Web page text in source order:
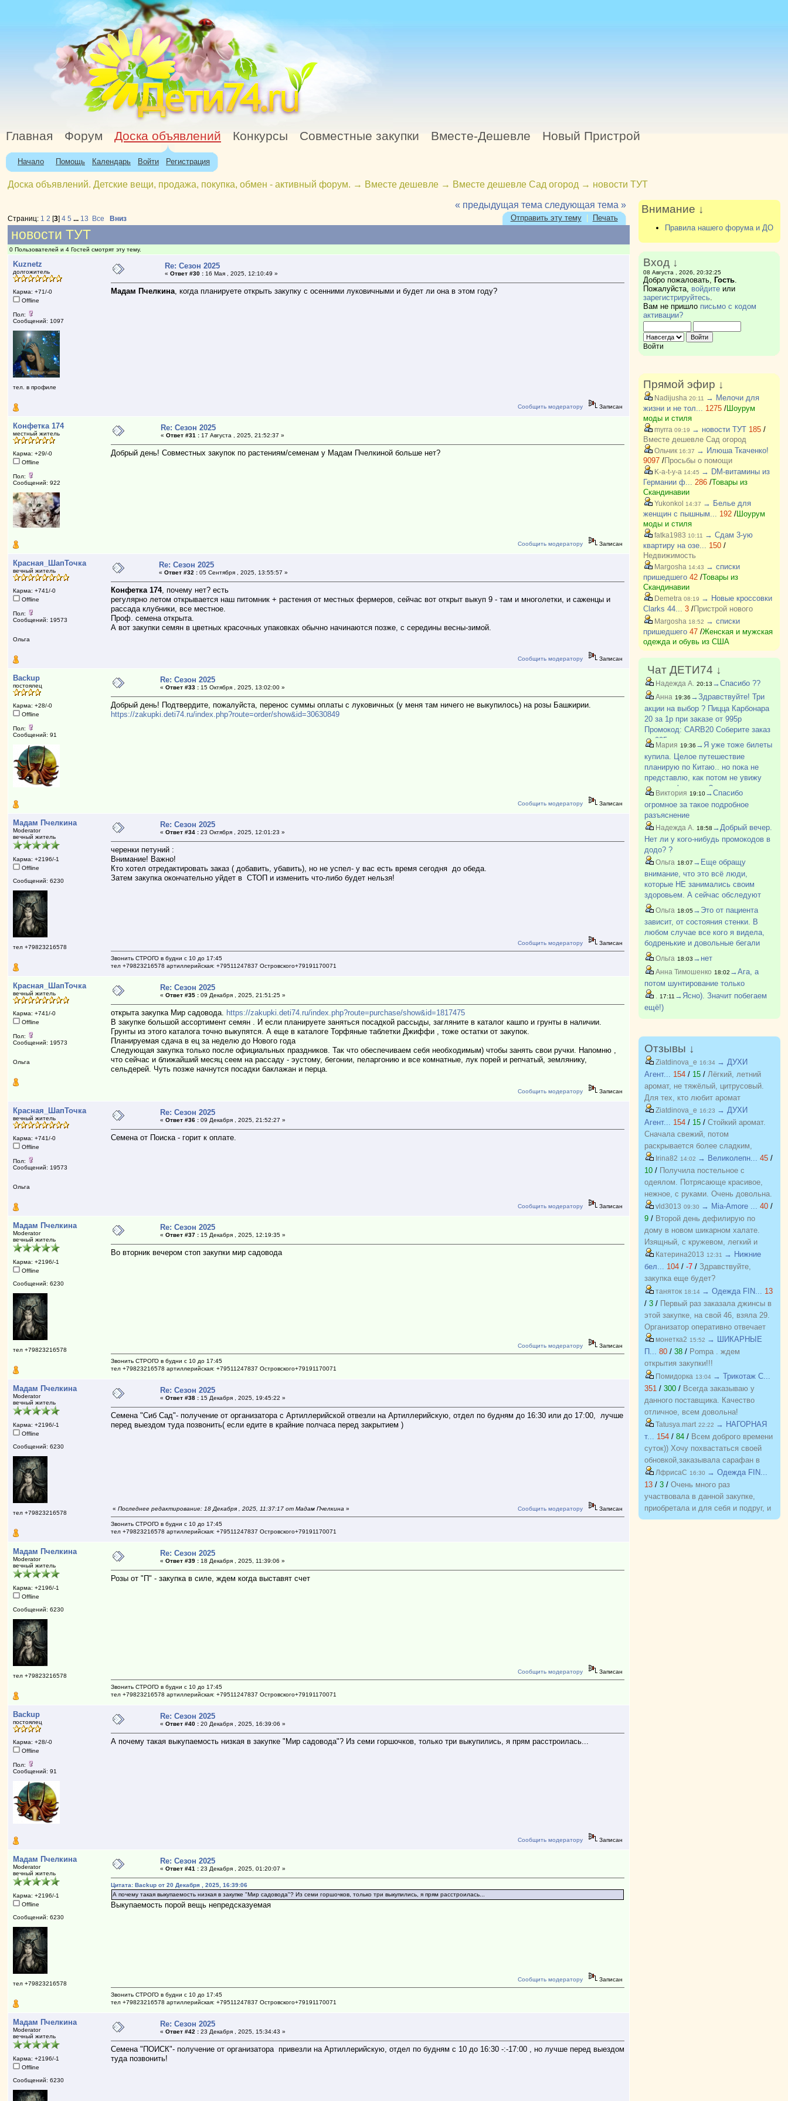
Главная Форум Доска объявлений Конкурсы Совместные закупки Вместе-Дешевле Новый Пристрой
Начало Помощь Календарь Войти Регистрация
Доска объявлений. Детские вещи, продажа, покупка, обмен - активный форум. → Вместе дешевле → Вместе дешевле Сад огород → новости ТУТ
Страниц: 1 2 [3]4 5 ... 13 Все Вниз
« предыдущая тема следующая тема »
Отправить эту тему| Печать
новости ТУТ
0 Пользователей и 4 Гостей смотрят эту тему.
Kuznetz
долгожитель
Карма: +71/-0
Offline
Пол:
Сообщений: 1097
тел. в профиле
Re: Сезон 2025
«Ответ #30 : 16 Мая , 2025, 12:10:49 »
Мадам Пчелкина, когда планируете открыть закупку с осенними луковичными и будет ли она в этом году?
Сообщить модератору Записан
Конфетка 174
местный житель
Карма: +29/-0
Offline
Пол:
Сообщений: 922
Re: Сезон 2025
«Ответ #31 : 17 Августа , 2025, 21:52:37 »
Добрый день! Совместных закупок по растениям/семенам у Мадам Пчелкиной больше нет?
Сообщить модератору Записан
Красная_ШапТочка
вечный житель
Карма: +741/-0
Offline
Пол:
Сообщений: 19573
Ольга
Re: Сезон 2025
«Ответ #32 : 05 Сентября , 2025, 13:55:57 »
Конфетка 174, почему нет? есть
регулярно летом открывается наш питомник + растения от местных фермеров, сейчас вот открыт выкуп 9 - там и многолетки, и саженцы и
рассада клубники, все местное.
Проф. семена открыта.
А вот закупки семян в цветных красочных упаковках обычно начинаются позже, с середины весны-зимой.
Сообщить модератору Записан
Backup
постоялец
Карма: +28/-0
Offline
Пол:
Сообщений: 91
Re: Сезон 2025
«Ответ #33 : 15 Октября , 2025, 13:02:00 »
Добрый день! Подтвердите, пожалуйста, перенос суммы оплаты с луковичных (у меня там ничего не выкупилось) на розы Башкирии.
https://zakupki.deti74.ru/index.php?route=order/show&id=30630849
Сообщить модератору Записан
Мадам Пчелкина
Moderator
вечный житель
Карма: +2196/-1
Offline
Сообщений: 6230
тел +79823216578
Re: Сезон 2025
«Ответ #34 : 23 Октября , 2025, 12:01:23 »
черенки петуний :
Внимание! Важно!
Кто хотел отредактировать заказ ( добавить, убавить), но не успел- у вас есть время сегодня до обеда.
Затем закупка окончательно уйдет в СТОП и изменить что-либо будет нельзя!
Сообщить модератору Записан
Звонить СТРОГО в будни с 10 до 17:45
тел +79823216578 артиллерийская: +79511247837 Островского+79191170071
Красная_ШапТочка
вечный житель
Карма: +741/-0
Offline
Пол:
Сообщений: 19573
Ольга
Re: Сезон 2025
«Ответ #35 : 09 Декабря , 2025, 21:51:25 »
открыта закупка Мир садовода. https://zakupki.deti74.ru/index.php?route=purchase/show&id=1817475
В закупке большой ассортимент семян . И если планируете заняться посадкой рассыды, загляните в каталог кашпо и грунты в наличии.
Грунты из этого каталога точно выкупятся. А еще в каталоге Торфяные таблетки Джиффи , тоже остатки от закупок.
Планируемая сдача в ец за неделю до Нового года
Следующая закупка только после официальных праздников. Так что обеспечиваем себя необходимым) чтобы занять свои ручки. Напомню ,
что сейчас и ближайший месяц сеем на рассаду - эустому, бегонии, пеларгонию и все комнатные, лук порей и репчатый, землянику,
сельдерей. Чуть позже начнутся посадки баклажан и перца.
Сообщить модератору Записан
Красная_ШапТочка
вечный житель
Карма: +741/-0
Offline
Пол:
Сообщений: 19573
Ольга
Re: Сезон 2025
«Ответ #36 : 09 Декабря , 2025, 21:52:27 »
Семена от Поиска - горит к оплате.
Сообщить модератору Записан
Мадам Пчелкина
Moderator
вечный житель
Карма: +2196/-1
Offline
Сообщений: 6230
тел +79823216578
Re: Сезон 2025
«Ответ #37 : 15 Декабря , 2025, 12:19:35 »
Во вторник вечером стоп закупки мир садовода
Сообщить модератору Записан
Звонить СТРОГО в будни с 10 до 17:45
тел +79823216578 артиллерийская: +79511247837 Островского+79191170071
Мадам Пчелкина
Moderator
вечный житель
Карма: +2196/-1
Offline
Сообщений: 6230
тел +79823216578
Re: Сезон 2025
«Ответ #38 : 15 Декабря , 2025, 19:45:22 »
Семена "Сиб Сад"- получение от организатора с Артиллерийской отвезли на Артиллерийскую, отдел по будням до 16:30 или до 17:00, лучше
перед выездом туда позвонить( если едите в крайние полчаса перед закрытием )
«Последнее редактирование: 18 Декабря , 2025, 11:37:17 от Мадам Пчелкина » Сообщить модератору Записан
Звонить СТРОГО в будни с 10 до 17:45
тел +79823216578 артиллерийская: +79511247837 Островского+79191170071
Мадам Пчелкина
Moderator
вечный житель
Карма: +2196/-1
Offline
Сообщений: 6230
тел +79823216578
Re: Сезон 2025
«Ответ #39 : 18 Декабря , 2025, 11:39:06 »
Розы от "П" - закупка в силе, ждем когда выставят счет
Сообщить модератору Записан
Звонить СТРОГО в будни с 10 до 17:45
тел +79823216578 артиллерийская: +79511247837 Островского+79191170071
Backup
постоялец
Карма: +28/-0
Offline
Пол:
Сообщений: 91
Re: Сезон 2025
«Ответ #40 : 20 Декабря , 2025, 16:39:06 »
А почему такая выкупаемость низкая в закупке "Мир садовода"? Из семи горшочков, только три выкупились, я прям расстроилась...
Сообщить модератору Записан
Мадам Пчелкина
Moderator
вечный житель
Карма: +2196/-1
Offline
Сообщений: 6230
тел +79823216578
Re: Сезон 2025
«Ответ #41 : 23 Декабря , 2025, 01:20:07 »
Цитата: Backup от 20 Декабря , 2025, 16:39:06
А почему такая выкупаемость низкая в закупке "Мир садовода"? Из семи горшочков, только три выкупились, я прям расстроилась...
Выкупаемость порой вещь непредсказуемая
Сообщить модератору Записан
Звонить СТРОГО в будни с 10 до 17:45
тел +79823216578 артиллерийская: +79511247837 Островского+79191170071
Мадам Пчелкина
Moderator
вечный житель
Карма: +2196/-1
Offline
Сообщений: 6230
Re: Сезон 2025
«Ответ #42 : 23 Декабря , 2025, 15:34:43 »
Семена "ПОИСК"- получение от организатора привезли на Артиллерийскую, отдел по будням с 10 до 16:30 -:-17:00 , но лучше перед выездом
туда позвонить!
Внимание ↓
Правила нашего форума и ДО
Вход ↓
08 Августа , 2026, 20:32:25
Добро пожаловать, Гость.
Пожалуйста, войдитеили
зарегистрируйтесь.
Вам не пришло письмо с кодом
активации?
Войти
Прямой эфир ↓
Nadijusha 20:11
→ Мелочи для
жизни и не тол... 1275/Шоурум
моды и стиля
myrra 09:19 → новости ТУТ 185/
Вместе дешевле Сад огород
Ольчик16:37 → Илюша Ткаченко!
9097/Просьбы о помощи
K-a-t-y-a 14:45 → DM-витамины из
Германии ф... 286/Товары из
Скандинавии
Yukonkol 14:37 → Белье для
женщин с пышным... 192/Шоурум
моды и стиля
fatka1983 10:11
→ Сдам 3-ую
квартиру на озе... 150/
Недвижимость
Margosha 14:43 → списки
пришедшего 42/Товары из
Скандинавии
Demetra 08:19 → Новые кроссовки
Clarks 44... 3/Пристрой нового
Margosha 18:52 → списки
пришедшего 47/Женская и мужская
одежда и обувь из США
Чат ДЕТИ74 ↓
Надежда А. 20:13 →Спасибо ??
Анна 19:36 →Здравствуйте! Три
акции на выбор ? Пицца Карбонара
20 за 1р при заказе от 995р
Промокод: CARB20 Соберите заказ
на 995р.. и укажите промокод -
пицца Карбонара 20 см появится в
корзине за 1 р. Обязательно
укажите телефон?
Мария 19:36 →Я уже тоже билеты
купила. Целое путешествие
планирую по Китаю.. но пока не
представлю, как потом не увижу
дочь до февраля ?
Виктория 19:10→Спасибо
огромное за такое подробное
разъяснение
Надежда А. 18:58 →Добрый вечер.
Нет ли у кого-нибудь промокодов в
додо? ?
Ольга 18:07 →Еще обращу
внимание, что это всё люди,
которые НЕ занимались своим
здоровьем. А сейчас обследуют
раньше, лекарства назначают,
отслеживают. Так что у нашего
поколения фора, я считаю.
Ольга 18:05→Это от пациента
зависит, от состояния стенки. В
любом случае все кого я видела,
бодренькие и довольные бегали
после операции
Ольга 18:03 →нет
Анна Тимошенко 18:02 →Ага, а
потом шунтирование только
. 17:11 →Ясно). Значит побегаем
ещё!)
Отзывы ↓
Ziatdinova_e 16:34 → ДУХИ
Агент... 154 / 15 / Лёгкий, летний
аромат, не тяжёлый, цитрусовый.
Для тех, кто любит аромат
бергамота, грейпфрута. С хорошей
стойкостью, на одежде еще долго
держится потом.
Ziatdinova_e 16:23 → ДУХИ
Агент... 154 / 15 / Стойкий аромат.
Сначала свежий, потом
раскрывается более сладким,
пряным. Очень похож на оригинал,
почти не отличить.
Irina82 14:02 → Великолепн... 45 /
10 / Получила постельное с
одеялом. Потрясающе красивое,
нежное, с руками. Очень довольна.
Хочу еще! Спасибо
vld3013 09:30 → Mia-Amore ... 40 /
9 / Второй день дефилирую по
дому в новом шикарном халате.
Изящный, с кружевом, легкий и
красивый. Куплен на распродаже
по отличной цене. Спасибо
организатору за возможность
приобретать красивые вещи по
приятным ценам. Желаю закупке
процветания и долгожительства
Катерина2013 12:31
→ Нижние
бел... 104 / -7 / Здравствуйте,
закупка еще будет?
таняток 18:14 → Одежда FIN... 13
/ 3 / Первый раз заказала джинсы в
этой закупке, на свой 46, взяла 29.
Организатор оперативно отвечает
на вопросы. Спасибо!!!
монетка2 15:52 → ШИКАРНЫЕ
П... 80 / 38 / Pompa . ждем
открытия закупки!!!
Помидорка 13:04 → Трикотаж C...
351 / 300 / Всегда заказываю у
данного поставщика. Качество
отличное, всем довольна!
Tatusya.mart 22:22 → НАГОРНАЯ
т... 154 / 84 / Всем доброго времени
суток)) Хочу похвастаться своей
обновкой,заказывала сарафан в
закупке (Нагорная трикотаж) и
осталась в полном восторге от
качества)) Соответствие
размерности и качество Выше
всяких похвал))
ЛфрисаС 16:30 → Одежда FIN...
13 / 3 / Очень много раз
участвовала в данной закупке,
приобретала и для себя и подруг, и
джинсы, и джемпера, и платья, и